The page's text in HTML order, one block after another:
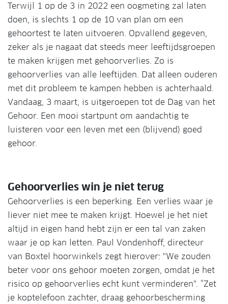
Terwijl 1 op de 3 in 2022 een oogmeting zal laten
doen, is slechts 1 op de 10 van plan om een ​​
gehoortest te laten uitvoeren. Opvallend gegeven,
zeker als je nagaat dat steeds meer leeftijdsgroepen
te maken krijgen met gehoorverlies. Zo is
gehoorverlies van alle leeftijden. Dat alleen ouderen
met dit probleem te kampen hebben is achterhaald.
Vandaag, 3 maart, is uitgeroepen tot de Dag van het
Gehoor. Een mooi startpunt om aandachtig te
luisteren voor een leven met een (blijvend) goed
gehoor.
Gehoorverlies win je niet terug
Gehoorverlies is een beperking. Een verlies waar je
liever niet mee te maken krijgt. Hoewel je het niet
altijd in eigen hand hebt zijn er een tal van zaken
waar je op kan letten. Paul Vondenhoff, directeur
van Boxtel hoorwinkels zegt hierover: "We zouden
beter voor ons gehoor moeten zorgen, omdat je het
risico op gehoorverlies echt kunt verminderen". “Zet
je koptelefoon zachter, draag gehoorbescherming